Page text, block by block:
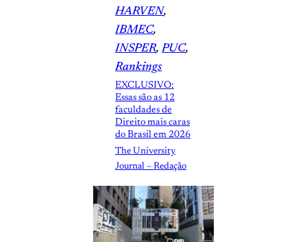
HARVEN
IBMEC
INSPER, PUC
Rankings
EXCLUSIVO:
Essas são as 12
faculdades de
Direito mais caras
do Brasil em 2026
The University
Journal – Redação